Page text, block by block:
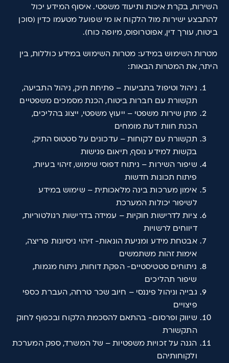
השירות, בקרת איכות ותיעוד משפטי. איסוף המידע יכול
להתבצע ישירות מול הלקוח או מי שפועל מטעמו כדין (סוכן
ביטוח, עורך דין, אפוטרופוס, מיופה כוח).
מטרות השימוש במידע: מטרות השימוש במידע כוללות, בין
היתר, את המטרות הבאות:
ניהול וטיפול בתביעות – פתיחת תיק, ניהול התביעה,
תקשורת עם חברות ביטוח, הכנת מסמכים משפטיים
מתן שירות משפטי – ייעוץ משפטי, ייצוג בהליכים,
הכנת חוות דעת מומחים
תקשורת עם לקוחות – עדכונים על סטטוס התיק,
בקשות למידע נוסף, תיאום פגישות
שיפור השירות – ניתוח דפוסי שימוש, זיהוי בעיות,
פיתוח תכונות חדשות
אימון מערכות בינה מלאכותית – שימוש במידע
לשיפור יכולות המערכת
ציות לדרישות חוקיות – עמידה בדרישות רגולטוריות,
דיווחים לרשויות
אבטחת מידע ומניעת הונאות- זיהוי ניסיונות פריצה,
אימות זהות משתמשים
ניתוחים סטטיסטיים- הפקת דוחות, ניתוח מגמות,
שיפור תהליכים
גבייה וניהול פיננסי – חיוב שכר טרחה, העברת כספי
פיצויים
שיווק ופרסום- בהתאם להסכמת הלקוח ובכפוף לחוק
התקשורת
הגנה על זכויות משפטיות – של המשרד, ספק המערכת
ולקוחותיהם